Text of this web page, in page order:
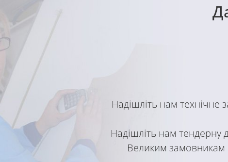
Надішліть нам
Надішліть нам
Великим замовникам